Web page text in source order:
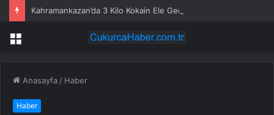
Kahramankazan’da 3 Kilo Kokain Ele Geçirildi
Menü
Anasayfa / Haber
Haber